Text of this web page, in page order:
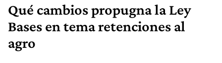
Qué cambios propugna la Ley
Bases en tema retenciones al
agro